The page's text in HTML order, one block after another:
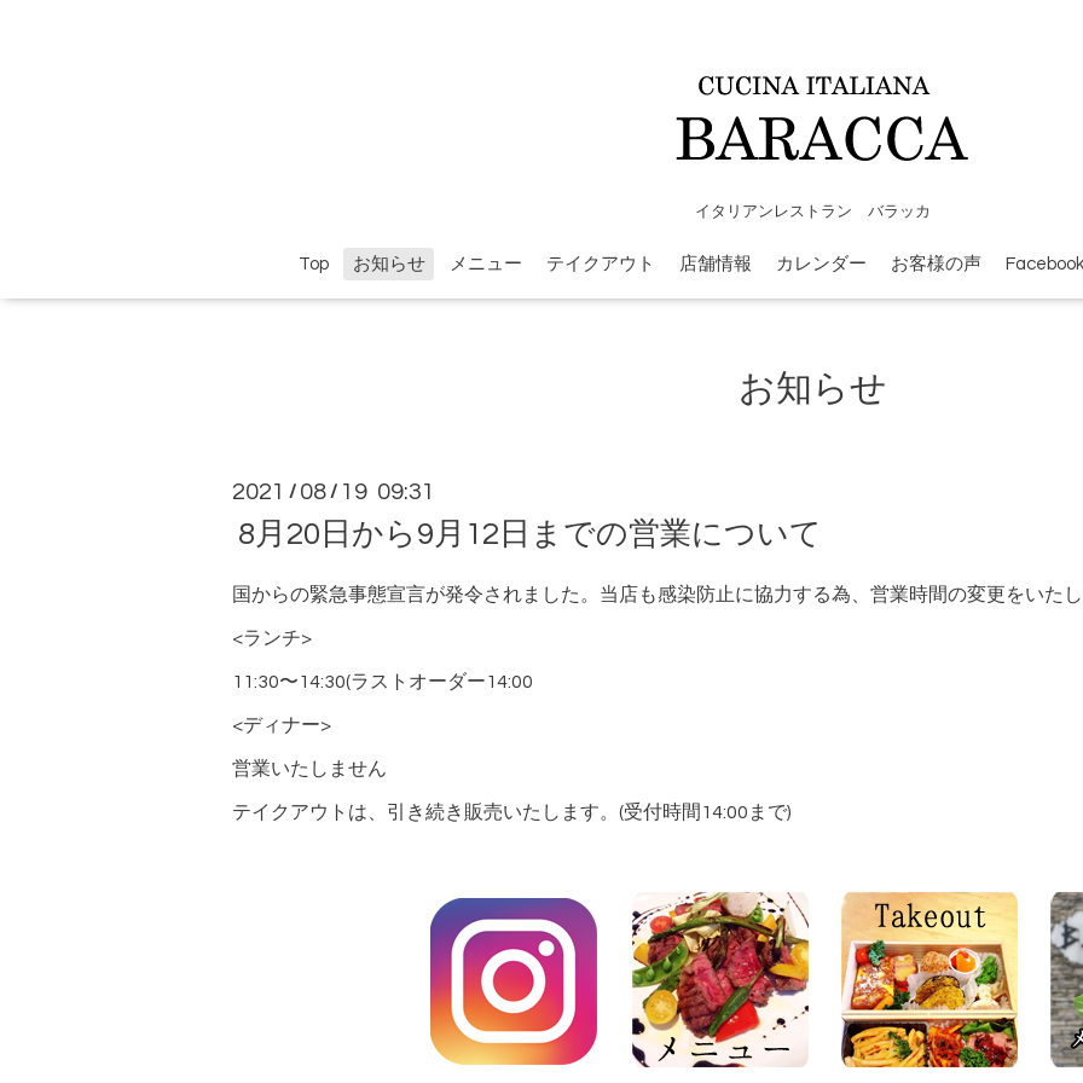
イタリアンレストラン バラッカ
Top お知らせ メニュー テイクアウト 店舗情報 カレンダー お客様の声 Facebook
お知らせ
2021 / 08 / 19 09:31
8月20日から9月12日までの営業について
国からの緊急事態宣言が発令されました。当店も感染防止に協力する為、営業時間の変更をいた
<ランチ>
11:30〜14:30(ラストオーダー14:00
<ディナー>
営業いたしません
テイクアウトは、引き続き販売いたします。(受付時間14:00まで)